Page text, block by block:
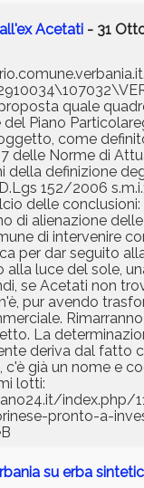
Acetati - 31
quale
del Piano
come
delle Norme di
della definizione
152/2006
delle
di alienazione
di intervenire
per dar seguito
alla luce del sole,
se Acetati non
pur avendo
La
deriva dal fatto
c'è già un nome e
lotti:
index.php/
pronto-a-
su erba